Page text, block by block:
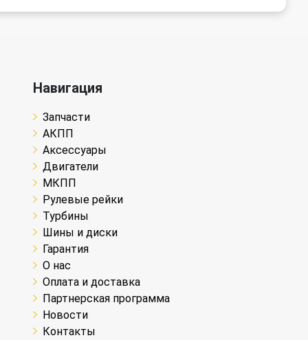
Навигация
Запчасти
АКПП
Аксессуары
Двигатели
МКПП
Рулевые рейки
Турбины
Шины и диски
Гарантия
О нас
Оплата и доставка
Партнерская программа
Новости
Контакты